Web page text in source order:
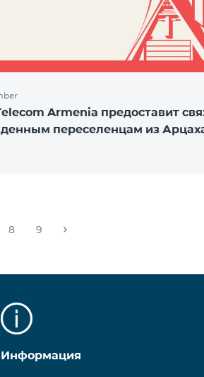
Armenia предоставит
переселенцам из
8 9
Информация